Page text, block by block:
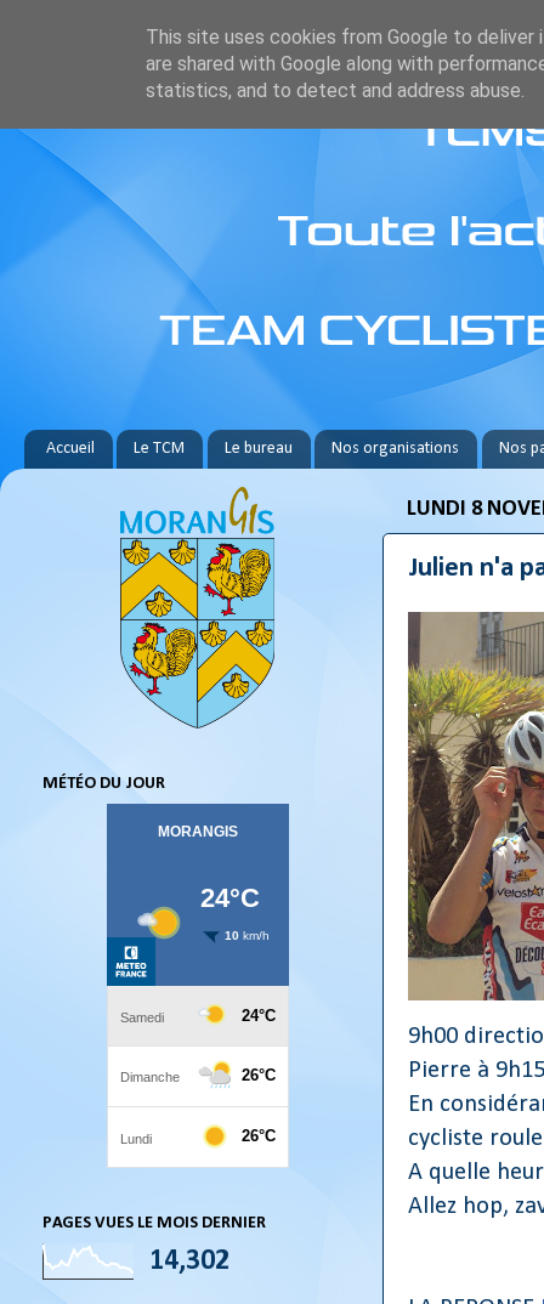
Accueil Le TCM Le bureau Nos organisations Nos
LUNDI 8
Julien n'a
9h00
Pierre à
En
cycliste
A quelle
Allez hop,
MÉTÉO DU JOUR
PAGES VUES LE MOIS DERNIER
14,302
This site uses cookies from Google to deliver
are shared with Google along with
statistics, and to detect and address abuse.